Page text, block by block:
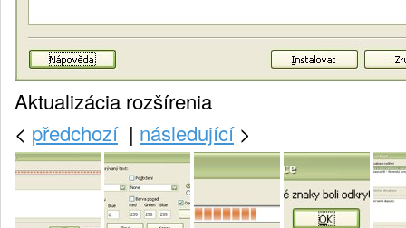
Aktualizácia rozšírenia
< předchozí| následující>